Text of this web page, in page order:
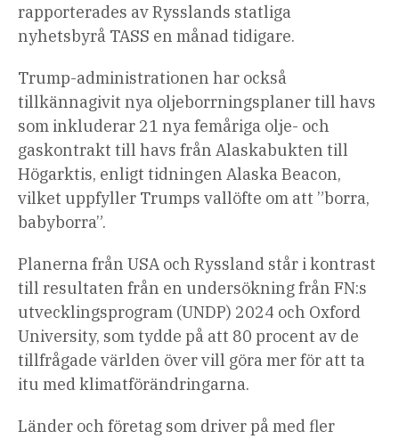
rapporterades av Rysslands statliga
nyhetsbyrå TASS en månad tidigare.
Trump-administrationen har också
tillkännagivit nya oljeborrningsplaner till havs
som inkluderar 21 nya femåriga olje- och
gaskontrakt till havs från Alaskabukten till
Högarktis, enligt tidningen Alaska Beacon,
vilket uppfyller Trumps vallöfte om att ”borra,
babyborra”.
Planerna från USA och Ryssland står i kontrast
till resultaten från en undersökning från FN:s
utvecklingsprogram (UNDP) 2024 och Oxford
University, som tydde på att 80 procent av de
tillfrågade världen över vill göra mer för att ta
itu med klimatförändringarna.
Länder och företag som driver på med fler